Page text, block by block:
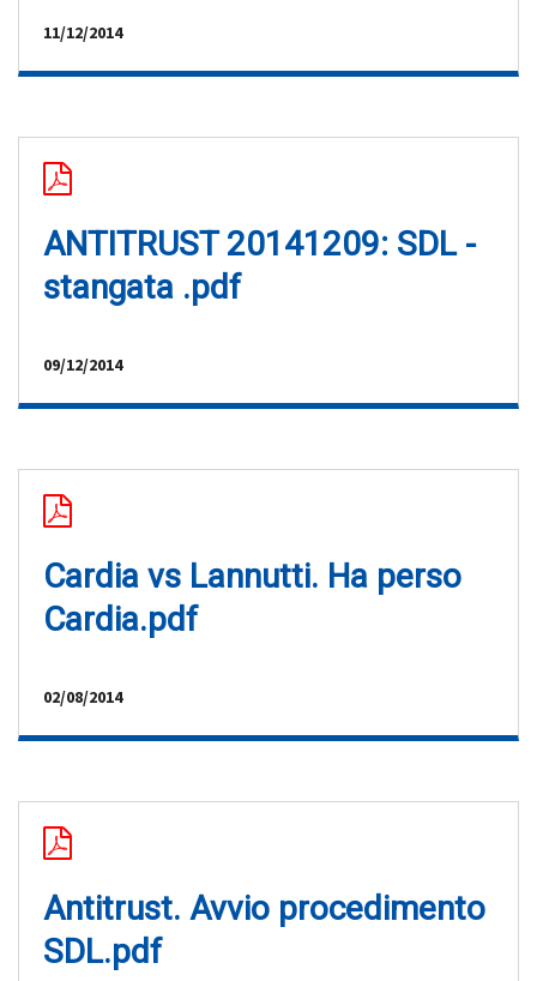
11/12/2014
ANTITRUST 20141209: SDL -
stangata .pdf
09/12/2014
Cardia vs Lannutti. Ha perso
Cardia.pdf
02/08/2014
Antitrust. Avvio procedimento
SDL.pdf